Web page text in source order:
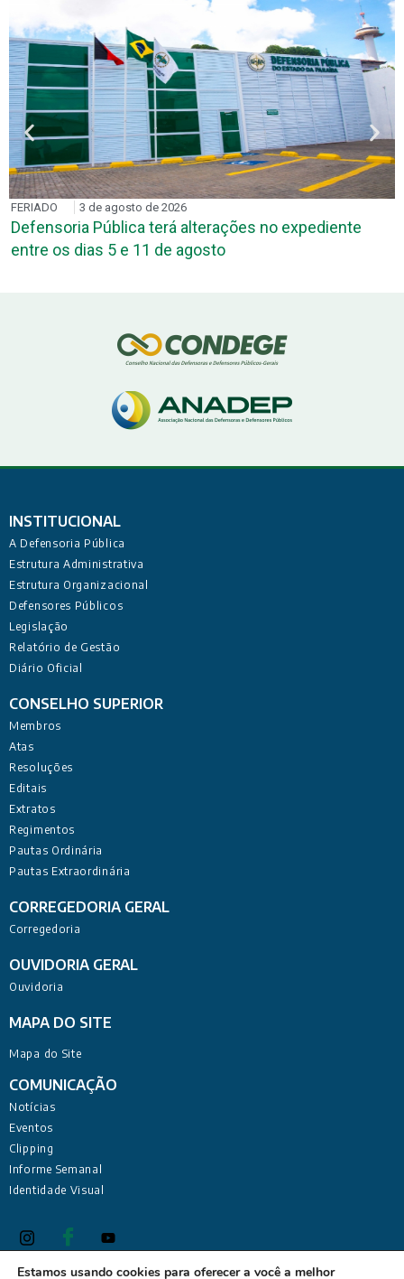
FERIADO 3 de agosto de 2026
Defensoria Pública terá alterações no expediente
entre os dias 5 e 11 de agosto
INSTITUCIONAL
A Defensoria Pública
Estrutura Administrativa
Estrutura Organizacional
Defensores Públicos
Legislação
Relatório de Gestão
Diário Oficial
CONSELHO SUPERIOR
Membros
Atas
Resoluções
Editais
Extratos
Regimentos
Pautas Ordinária
Pautas Extraordinária
CORREGEDORIA GERAL
Corregedoria
OUVIDORIA GERAL
Ouvidoria
MAPA DO SITE
Mapa do Site
COMUNICAÇÃO
Notícias
Eventos
Clipping
Informe Semanal
Identidade Visual
Estamos usando cookies para oferecer a você a melhor